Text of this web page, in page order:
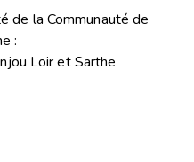
de la Communauté de
:
Loir et Sarthe